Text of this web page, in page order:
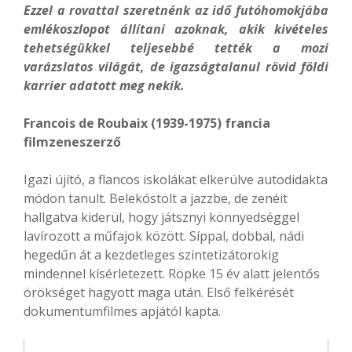
Ezzel a rovattal szeretnénk az idő futóhomokjába
emlékoszlopot állítani azoknak, akik kivételes
tehetségükkel teljesebbé tették a mozi
varázslatos világát, de igazságtalanul rövid földi
karrier adatott meg nekik.
Francois de Roubaix (1939-1975) francia
filmzeneszerző
Igazi újító, a flancos iskolákat elkerülve autodidakta
módon tanult. Belekóstolt a jazzbe, de zenéit
hallgatva kiderül, hogy játsznyi könnyedséggel
lavírozott a műfajok között. Síppal, dobbal, nádi
hegedűn át a kezdetleges szintetizátorokig
mindennel kísérletezett. Röpke 15 év alatt jelentős
örökséget hagyott maga után. Első felkérését
dokumentumfilmes apjától kapta.